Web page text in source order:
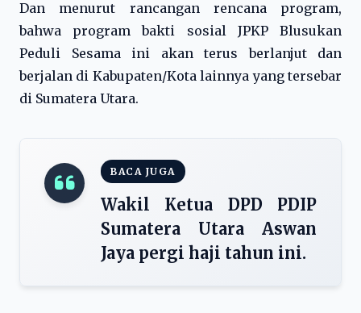
Dan menurut rancangan rencana program,
bahwa program bakti sosial JPKP Blusukan
Peduli Sesama ini akan terus berlanjut dan
berjalan di Kabupaten/Kota lainnya yang tersebar
di Sumatera Utara.
BACA JUGA
Wakil Ketua DPD PDIP
Sumatera Utara Aswan
Jaya pergi haji tahun ini.